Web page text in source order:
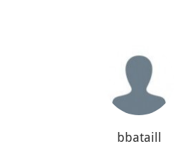
bbataill